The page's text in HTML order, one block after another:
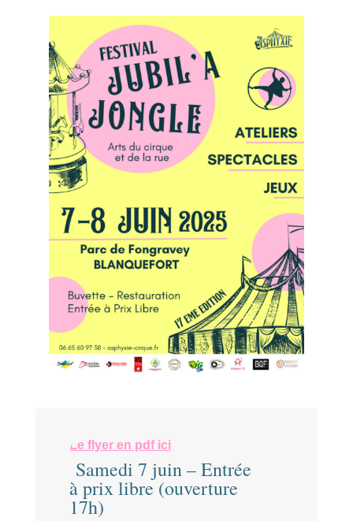
Le flyer en pdf ici
Samedi 7 juin – Entrée
à prix libre (ouverture
17h)